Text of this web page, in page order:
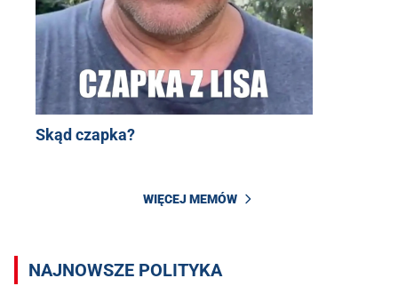
Skąd czapka?
WIĘCEJ MEMÓW
NAJNOWSZE POLITYKA